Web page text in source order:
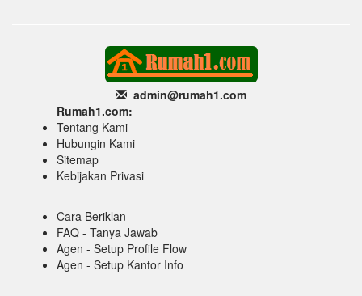
admin@rumah1.com
Rumah1.com:
Tentang Kami
Hubungin Kami
Sitemap
Kebijakan Privasi
Cara Beriklan
FAQ - Tanya Jawab
Agen - Setup Profile Flow
Agen - Setup Kantor Info